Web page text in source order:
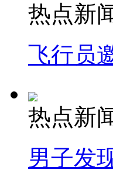
热点新
飞行员
热点新
男子发